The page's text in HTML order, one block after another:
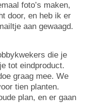
foto’s maken,
door, en heb ik er
aan gewaagd.
die je
tot eindproduct.
graag mee. We
tien planten.
plan, en er gaan